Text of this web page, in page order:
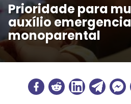
Prioridade para
auxílio
monoparental